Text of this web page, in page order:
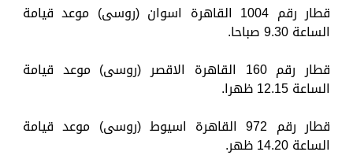
قطار رقم 1004 القاهرة اسوان (روسى) موعد قيامة
الساعة 9.30 صباحا.
قطار رقم 160 القاهرة الاقصر (روسى) موعد قيامة
الساعة 12.15 ظهرا.
قطار رقم 972 القاهرة اسيوط (روسى) موعد قيامة
الساعة 14.20 ظهر.